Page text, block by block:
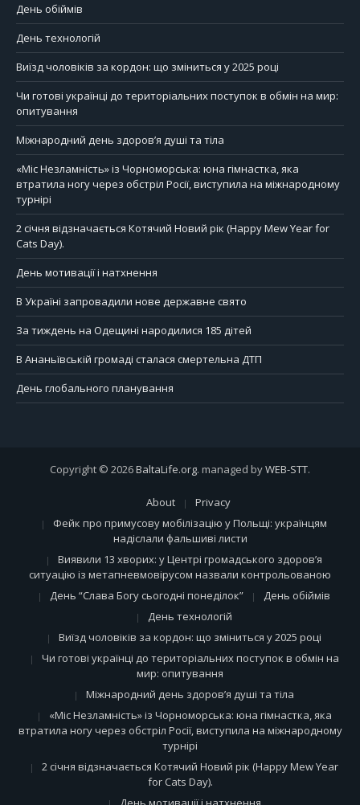
День обіймів
День технологій
Виїзд чоловіків за кордон: що зміниться у 2025 році
Чи готові українці до територіальних поступок в обмін на мир:
опитування
Міжнародний день здоров’я душі та тіла
«Міс Незламність» із Чорноморська: юна гімнастка, яка
втратила ногу через обстріл Росії, виступила на міжнародному
турнірі
2 січня відзначається Котячий Новий рік (Happy Mew Year for
Cats Day).
День мотивації і натхнення
В Україні запровадили нове державне свято
За тиждень на Одещині народилися 185 дітей
В Ананьївській громаді сталася смертельна ДТП
День глобального планування
Copyright © 2026BaltaLife.org. managed byWEB-STT.
About
Privacy
Фейк про примусову мобілізацію у Польщі: українцям
надіслали фальшиві листи
Виявили 13 хворих: у Центрі громадського здоров’я
ситуацію із метапневмовірусом назвали контрольованою
День “Слава Богу сьогодні понеділок”
День обіймів
День технологій
Виїзд чоловіків за кордон: що зміниться у 2025 році
Чи готові українці до територіальних поступок в обмін на
мир: опитування
Міжнародний день здоров’я душі та тіла
«Міс Незламність» із Чорноморська: юна гімнастка, яка
втратила ногу через обстріл Росії, виступила на міжнародному
турнірі
2 січня відзначається Котячий Новий рік (Happy Mew Year
for Cats Day).